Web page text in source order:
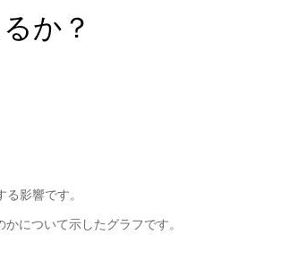
か？
影響です。
について示したグラフです。